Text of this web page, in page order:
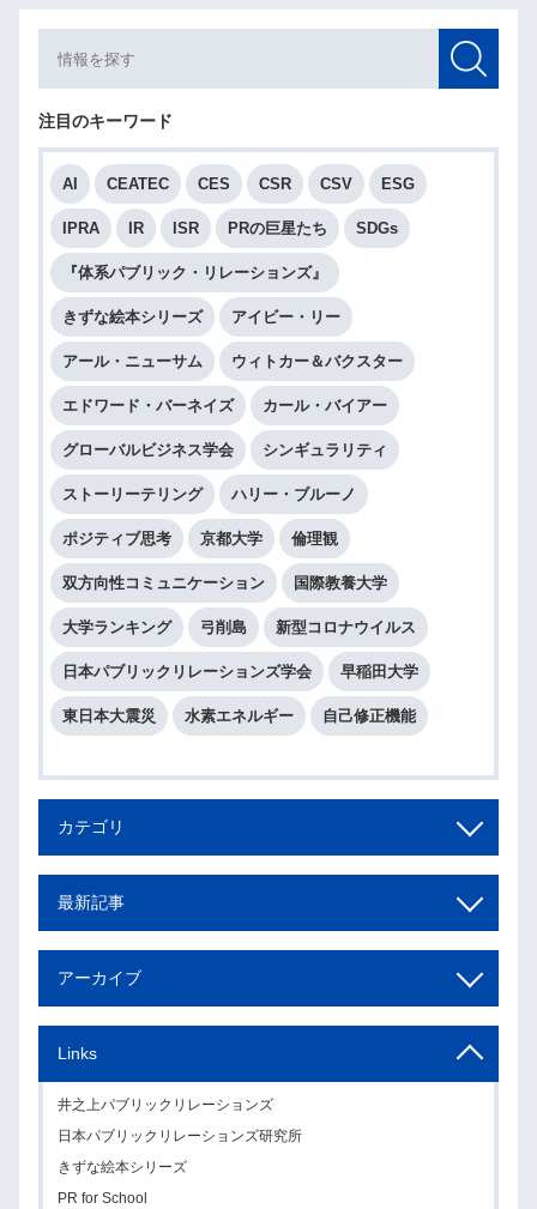
注目のキーワード
AI CEATEC CES CSR CSV ESG
IPRA IR ISR PRの巨星たち SDGs
『体系パブリック・リレーションズ』
きずな絵本シリーズ アイビー・リー
アール・ニューサム ウィトカー＆バクスター
エドワード・バーネイズ カール・バイアー
グローバルビジネス学会 シンギュラリティ
ストーリーテリング ハリー・ブルーノ
ポジティブ思考 京都大学 倫理観
双方向性コミュニケーション 国際教養大学
大学ランキング 弓削島 新型コロナウイルス
日本パブリックリレーションズ学会 早稲田大学
東日本大震災 水素エネルギー 自己修正機能
カテゴリ
最新記事
アーカイブ
Links
井之上パブリックリレーションズ
日本パブリックリレーションズ研究所
きずな絵本シリーズ
PR for School